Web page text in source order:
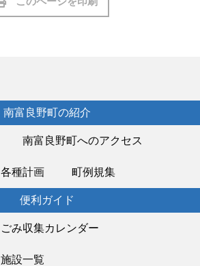
南富良野町の紹介
南富良野町へのアクセス
各種計画 町例規集
便利ガイド
ごみ収集カレンダー
施設一覧